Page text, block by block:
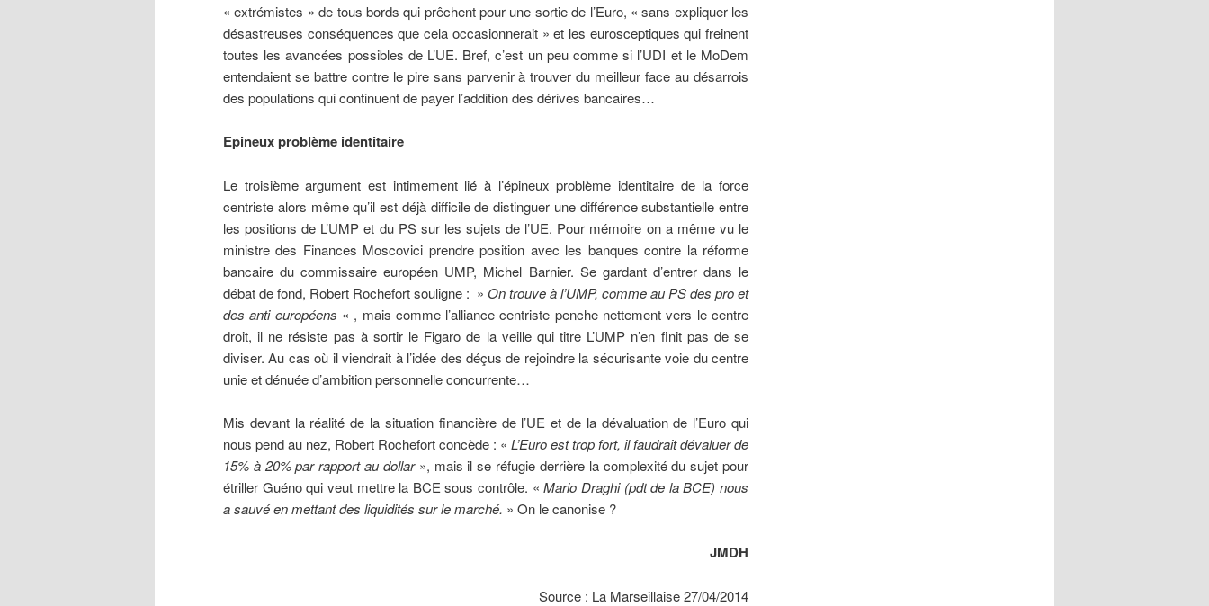
« extrémistes » de tous bords qui prêchent pour une sortie de l’Euro, « sans expliquer les
désastreuses conséquences que cela occasionnerait » et les eurosceptiques qui freinent
toutes les avancées possibles de L’UE. Bref, c’est un peu comme si l’UDI et le MoDem
entendaient se battre contre le pire sans parvenir à trouver du meilleur face au désarrois
des populations qui continuent de payer l’addition des dérives bancaires…
Epineux problème identitaire
Le troisième argument est intimement lié à l’épineux problème identitaire de la force
centriste alors même qu’il est déjà difficile de distinguer une différence substantielle entre
les positions de L’UMP et du PS sur les sujets de l’UE. Pour mémoire on a même vu le
ministre des Finances Moscovici prendre position avec les banques contre la réforme
bancaire du commissaire européen UMP, Michel Barnier. Se gardant d’entrer dans le
débat de fond, Robert Rochefort souligne : » On trouve à l’UMP, comme au PS des pro et
des anti européens « , mais comme l’alliance centriste penche nettement vers le centre
droit, il ne résiste pas à sortir le Figaro de la veille qui titre L’UMP n’en finit pas de se
diviser. Au cas où il viendrait à l’idée des déçus de rejoindre la sécurisante voie du centre
unie et dénuée d’ambition personnelle concurrente…
Mis devant la réalité de la situation financière de l’UE et de la dévaluation de l’Euro qui
nous pend au nez, Robert Rochefort concède : « L’Euro est trop fort, il faudrait dévaluer de
15% à 20% par rapport au dollar», mais il se réfugie derrière la complexité du sujet pour
étriller Guéno qui veut mettre la BCE sous contrôle. «Mario Draghi (pdt de la BCE) nous
a sauvé en mettant des liquidités sur le marché. » On le canonise ?
JMDH
Source : La Marseillaise 27/04/2014